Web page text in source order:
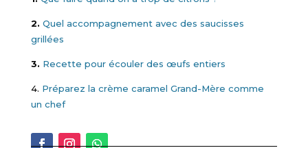
2. Quel accompagnement avec des saucisses
grillées
3. Recette pour écouler des œufs entiers
4. Préparez la crème caramel Grand-Mère comme
un chef